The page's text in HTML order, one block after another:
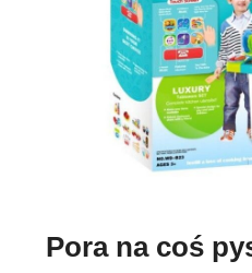
Pora na coś